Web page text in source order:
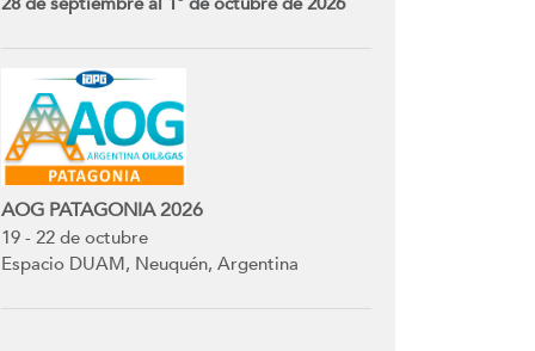
AOG PATAGONIA 2026
19 - 22 de octubre
Espacio DUAM, Neuquén, Argentina